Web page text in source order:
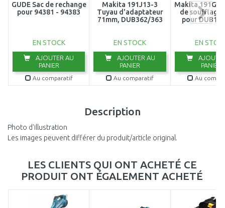
GÜDE Sac de rechange
pour 94381 - 94383
EN STOCK
AJOUTER AU
PANIER
Au comparatif
Makita 191J13-3
Tuyau d'adaptateur
71mm, DUB362/363
EN STOCK
AJOUTER AU
PANIER
Au comparatif
Makita
de soufflage
pour
EN
PANIER
Au
Description
Photo d'illustration
Les images peuvent différer du produit/article original.
LES CLIENTS QUI ONT ACHETÉ CE
PRODUIT ONT ÉGALEMENT ACHETÉ